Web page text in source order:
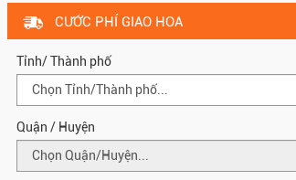
CƯỚC PHÍ GIAO HOA
Tỉnh/ Thành phố
Quận / Huyện